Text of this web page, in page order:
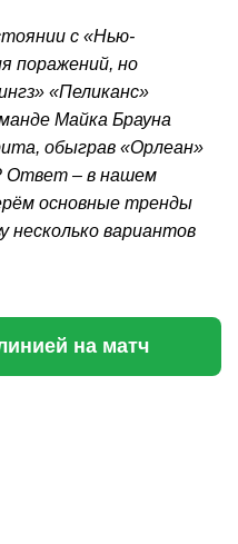
с «Нью-
поражений, но
«Пеликанс»
Майка Брауна
обыграв «Орлеан»
Ответ – в нашем
основные тренды
несколько вариантов
на матч